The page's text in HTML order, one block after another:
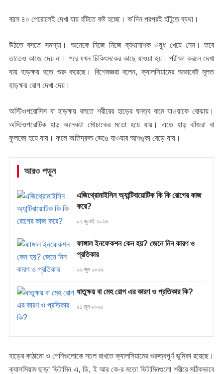
বয়স ৪০ পেরোলেই দেখা যায় হাঁটতে কষ্ট হচ্ছে। ক’দিন পরপরই হাঁটুতে ব্যথা।
উঠতে বসতে সমস্যা। অনেকে নিজে নিজে ব্যথানাশক ওষুধ খেয়ে নেন। তবে
তাতেও কাজে দেয় না। পরে যখন চিকিৎসকের কাছে যাওয়া হয়। পরীক্ষা করলে দেখা
যায় হাড়ক্ষয় হতে শুরু করেছে। বিশেষজ্ঞরা বলেন, ক্যালসিয়ামের অভাবেই মূলত
হাড়ক্ষয় রোগ দেখা দেয়।
অস্টিওপরোসিস বা হাড়ক্ষয় বলতে শরীরের হাড়ের ঘনত্ব কমে যাওয়াকে বোঝায়।
অস্টিওপরোটিক হাড় অনেকটা মৌচাকের মতো হয়ে যায়। এতে হাড় ঝাঁজরা বা
ফুলকো হয়ে যায়। ফলে অতিদ্রুত ভেঙে যাওয়ার আশঙ্কা বেড়ে যায়।
আরও পড়ুন
এজিথ্রোমাইসিন অ্যান্টিবায়োটিক কি কি রোগের কাজ
করে?
০২ জুলাই ২০২৬
ফাঙ্গাল ইনফেকশন কেন হয়? জেনে নিন কারণ ও
প্রতিকার
২৬ জুন ২০২৬
ধাতুক্ষয় বা মেহ রোগ এর কারণ ও প্রতিকার কি?
২১ জুন ২০২৬
হাড়ের কাঠামো ও পেশিগুলোকে সচল রাখতে ক্যালসিয়ামের গুরুত্বপূর্ণ ভূমিকা রয়েছে।
ক্যালসিয়াম ছাড়া ভিটামিন এ, ডি, ই আর কে-র মতো ভিটামিনগুলো শরীরে সঠিকভাবে